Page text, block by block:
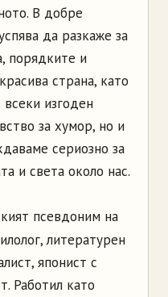
В добре
да разкаже за
порядките и
страна, като
изгоден
за хумор, но и
сериозно за
и света около нас.
псевдоним на
литературен
японист с
Работил като